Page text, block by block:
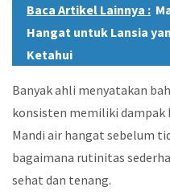
Baca Artikel Lainnya :
Hangat untuk Lansia
Ketahui
Banyak ahli menyatakan
konsisten memiliki dampak
Mandi air hangat sebelum
bagaimana rutinitas
sehat dan tenang.